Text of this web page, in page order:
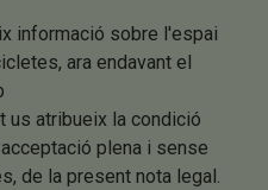
informació sobre l'espai
ara endavant el
us atribueix la condició
plena i sense
de la present nota legal.